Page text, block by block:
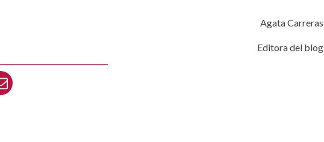
Agata Carreras
Editora del blog